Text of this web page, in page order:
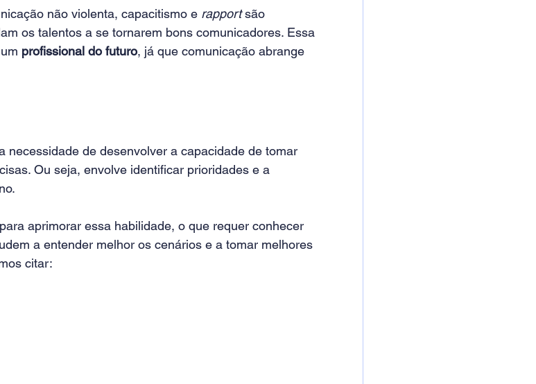
não violenta, capacitismo e rapport são
os talentos a se tornarem bons comunicadores. Essa
profissional do futuro, já que comunicação abrange
necessidade de desenvolver a capacidade de tomar
Ou seja, envolve identificar prioridades e a
aprimorar essa habilidade, o que requer conhecer
a entender melhor os cenários e a tomar melhores
citar: